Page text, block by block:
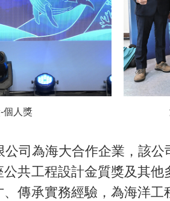
個人獎
司為海大合作企業，該公
共工程設計金質獎及其
傳承實務經驗，為海洋